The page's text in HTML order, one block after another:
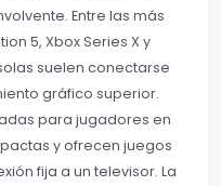
Entre las más
5, Xbox Series X y
suelen conectarse
gráfico superior.
para jugadores en
y ofrecen juegos
fija a un televisor. La